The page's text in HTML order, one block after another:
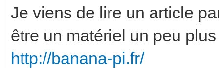
Je viens de lire un article
être un matériel un peu
http://banana-pi.fr/